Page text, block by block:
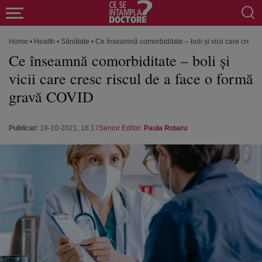
Home • Health • Sănătate • Ce înseamnă comorbiditate – boli și vicii care cresc
Ce înseamnă comorbiditate – boli și
vicii care cresc riscul de a face o formă
gravă COVID
Publicat: 19-10-2021, 16:17Senior Editor: Paula Rotaru